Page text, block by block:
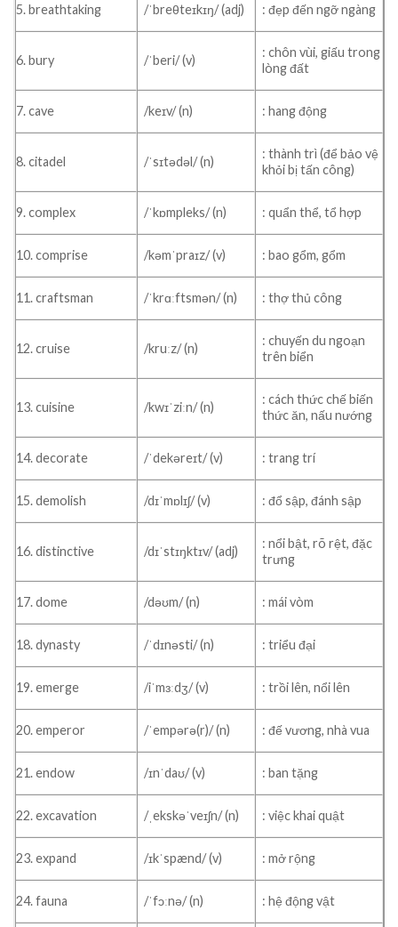
5. breathtaking /ˈbreθteɪkɪŋ/ (adj) : đẹp đến ngỡ ngàng
6. bury /ˈberi/ (v)
: chôn vùi, giấu trong
lòng đất
7. cave /keɪv/ (n) : hang động
8. citadel /ˈsɪtədəl/ (n)
: thành trì (để bảo vệ
khỏi bị tấn công)
9. complex /ˈkɒmpleks/ (n) : quẩn thể, tổ hợp
10. comprise /kəmˈpraɪz/ (v) : bao gổm, gổm
11. craftsman /ˈkrɑːftsmən/ (n) : thợ thủ công
12. cruise /kruːz/ (n)
: chuyến du ngoạn
trên biển
13. cuisine /kwɪˈziːn/ (n)
: cách thức chế biến
thức ăn, nấu nướng
14. decorate /ˈdekəreɪt/ (v) : trang trí
15. demolish /dɪˈmɒlɪʃ/ (v) : đổ sập, đánh sập
16. distinctive /dɪˈstɪŋktɪv/ (adj)
: nổi bật, rõ rệt, đặc
trưng
17. dome /dəʊm/ (n) : mái vòm
18. dynasty /ˈdɪnəsti/ (n) : triểu đại
19. emerge /iˈmɜːdʒ/ (v) : trồi lên, nổi lên
20. emperor /ˈempərə(r)/ (n) : đế vương, nhà vua
21. endow /ɪnˈdaʊ/ (v) : ban tặng
22. excavation /ˌekskəˈveɪʃn/ (n) : việc khai quật
23. expand /ɪkˈspænd/ (v) : mở rộng
24. fauna /ˈfɔːnə/ (n) : hệ động vật